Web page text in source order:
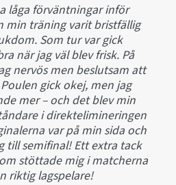
låga förväntningar inför
min träning varit bristfällig
Som tur var gick
när jag väl blev frisk. På
nervös men beslutsam att
gick okej, men jag
mer – och det blev min
i direktelimineringen
var på min sida och
till semifinal! Ett extra tack
stöttade mig i matcherna
riktig lagspelare!